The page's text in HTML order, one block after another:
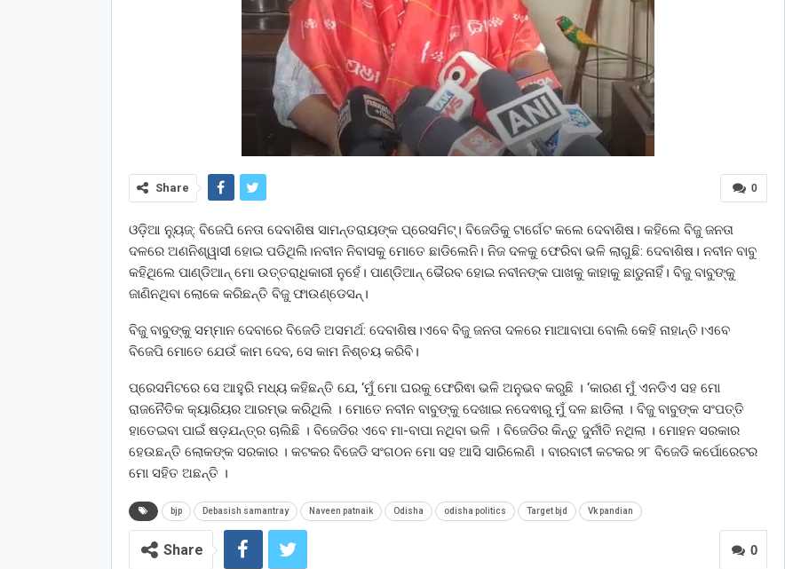
0
Share
ଓଡ଼ିଆ ନ୍ୟୁଜ୍: ବିଜେପି ନେତା ଦେବାଶିଷ ସାମନ୍ତରାୟଙ୍କ ପ୍ରେସମିଟ୍। ବିଜେଡିକୁ ଟାର୍ଗେଟ କଲେ ଦେବାଶିଷ। କହିଲେ ବିଜୁ ଜନତା
ଦଳରେ ଅଣନିଶ୍ୱାସୀ ହୋଇ ପଡିଥିଲି।ନବୀନ ନିବାସକୁ ମୋତେ ଛାଡିଲେନି। ନିଜ ଦଳକୁ ଫେରିବା ଭଳି ଲାଗୁଛି: ଦେବାଶିଷ। ନବୀନ ବାବୁ
କହିଥିଲେ ପାଣ୍ଡିଆନ୍‌ ମୋ ଉତ୍ତରାଧିକାରୀ ନୁହେଁ। ପାଣ୍ଡିଆନ୍‌ ଭୈରବ ହୋଇ ନବୀନଙ୍କ ପାଖକୁ କାହାକୁ ଛାଡୁନାହିଁ। ବିଜୁ ବାବୁଙ୍କୁ
ଜାଣିନଥିବା ଲୋକେ କରିଛନ୍ତି ବିଜୁ ଫାଉଣ୍ଡେସନ୍।
ବିଜୁ ବାବୁଙ୍କୁ ସମ୍ମାନ ଦେବାରେ ବିଜେଡି ଅସମର୍ଥ: ଦେବାଶିଷ।ଏବେ ବିଜୁ ଜନତା ଦଳରେ ମାଆବାପା ବୋଲି କେହି ନାହାନ୍ତି।ଏବେ
ବିଜେପି ମୋତେ ଯେଉଁ କାମ ଦେବ, ସେ କାମ ନିଶ୍ଚୟ କରିବି।
ପ୍ରେସମିଟରେ ସେ ଆହୁରି ମଧ୍ୟ କହିଛନ୍ତି ଯେ, ‘ମୁଁ ମୋ ଘରକୁ ଫେରିଵା ଭଳି ଅନୁଭବ କରୁଛି । ‘କାରଣ ମୁଁ ଏନଡିଏ ସହ ମୋ
ରାଜନୈତିକ କ୍ୟାରିୟର ଆରମ୍ଭ କରିଥିଲି । ମୋତେ ନବୀନ ବାବୁଙ୍କୁ ଦେଖାଇ ନଦେଵାରୁ ମୁଁ ଦଳ ଛାଡିଲା । ବିଜୁ ବାବୁଙ୍କ ସଂପତ୍ତି
ହାତେଇବା ପାଇଁ ଷଡ଼ଯନ୍ତ୍ର ଚାଲିଛି । ବିଜେଡିର ଏବେ ମା-ବାପା ନଥିବା ଭଳି । ବିଜେଡିର କିନ୍ତୁ ଦୁର୍ନୀତି ନଥିଲା । ମୋହନ ସରକାର
ହେଉଛନ୍ତି ଲୋକଙ୍କ ସରକାର । କଟକର ବିଜେଡି ସଂଗଠନ ମୋ ସହ ଆସି ସାରିଲେଣି । ବାରବାଟୀ କଟକର ୨୮ ବିଜେଡି କର୍ପୋରେଟର
ମୋ ସହିତ ଅଛନ୍ତି ।
bjp Debasish samantray Naveen patnaik Odisha odisha politics Target bjd Vk pandian
0
Share